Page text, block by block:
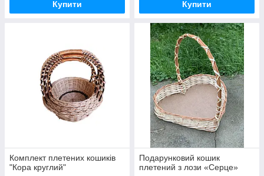
Купити Купити
Комплект плетених кошиків
"Кора круглий"
Подарунковий кошик
плетений з лози «Серце»